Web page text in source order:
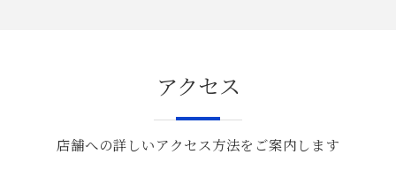
アクセス
店舗への詳しいアクセス方法をご案内します